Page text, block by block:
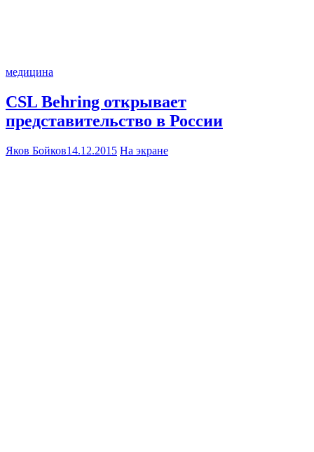
медицина
CSL Behring открывает
представительство в России
Яков Бойков14.12.2015 На экране